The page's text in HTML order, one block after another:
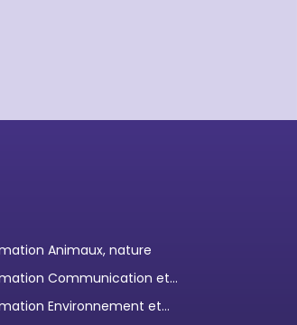
Animaux, nature
Communication et
personnelle et
Environnement et